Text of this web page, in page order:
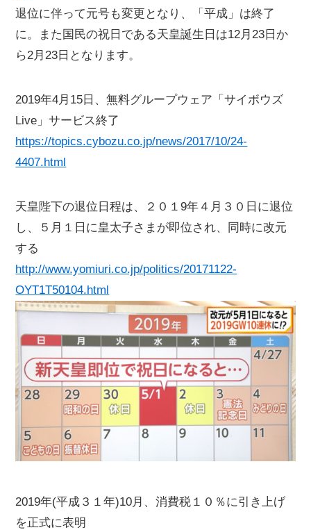
退位に伴って元号も変更となり、「平成」は終了
に。また国民の祝日である天皇誕生日は12月23日か
ら2月23日となります。
2019年4月15日、無料グループウェア「サイボウズ
Live」サービス終了
https://topics.cybozu.co.jp/news/2017/10/24-
4407.html
天皇陛下の退位日程は、２０１9年４月３０日に退位
し、５月１日に皇太子さまが即位され、同時に改元
する
http://www.yomiuri.co.jp/politics/20171122-
OYT1T50104.html
2019年(平成３１年)10月、消費税１０％に引き上げ
を正式に表明